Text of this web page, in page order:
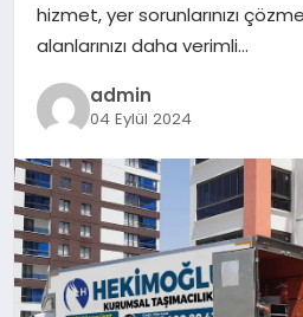
TEKNOLOJI
hizmet, yer sorunlarınızı
alanlarınızı daha verimli…
admin
04 Eylül 2024